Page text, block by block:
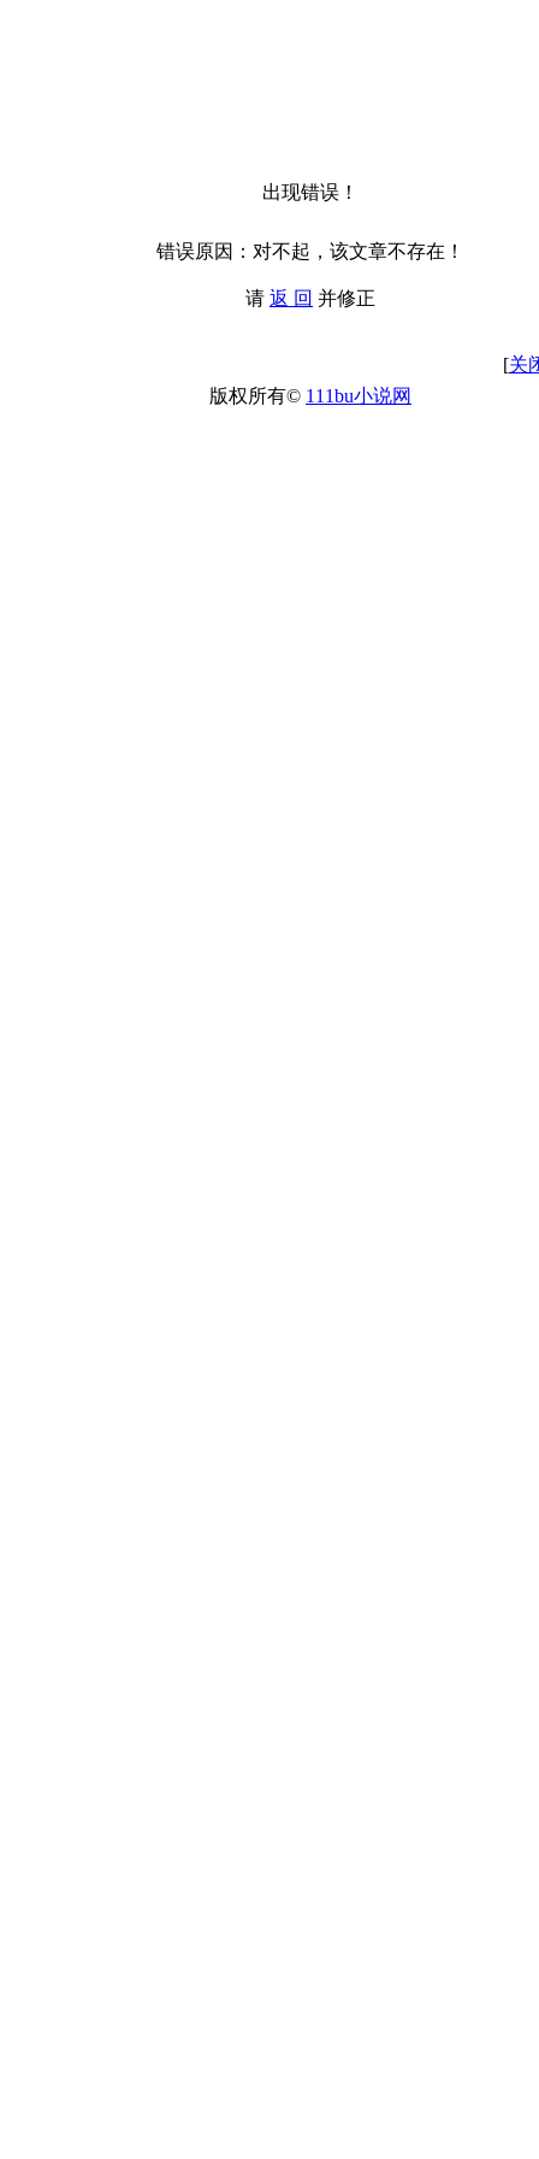
出现错误！
错误原因：对不起，该文章不存在！
请 返 回 并修正
[关
版权所有© 111bu小说网